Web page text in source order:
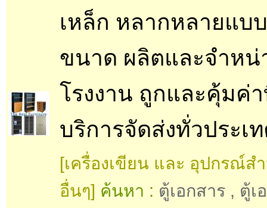
เหล็ก หลากหลายแบ
ขนาด ผลิตและจำหน่
โรงงาน ถูกและคุ้มค่
บริการจัดส่งทั่วประเ
[เครื่องเขียน และ อุปกรณ์ส
อื่นๆ] ค้นหา : ตู้เอกสาร , ตู้เ